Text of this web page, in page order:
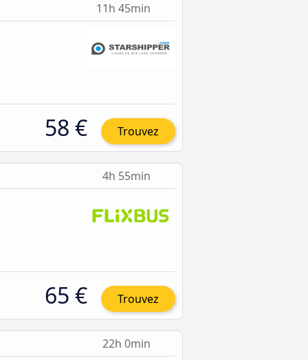
11h 45min
58 € Trouvez
4h 55min
65 € Trouvez
22h 0min